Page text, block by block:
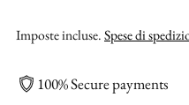
Imposte incluse.Spese di
100% Secure payments